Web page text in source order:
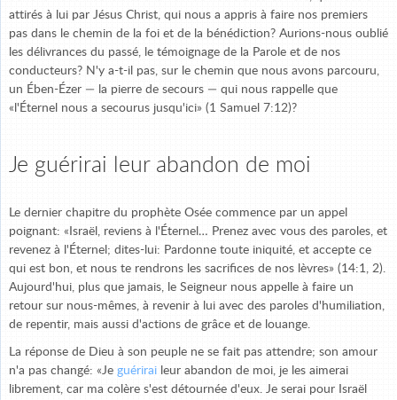
attirés à lui par Jésus Christ, qui nous a appris à faire nos premiers
pas dans le chemin de la foi et de la bénédiction? Aurions-nous oublié
les délivrances du passé, le témoignage de la Parole et de nos
conducteurs? N'y a-t-il pas, sur le chemin que nous avons parcouru,
un Ében-Ézer — la pierre de secours — qui nous rappelle que
«l'Éternel nous a secourus jusqu'ici» (1 Samuel 7:12)?
Je guérirai leur abandon de moi
Le dernier chapitre du prophète Osée commence par un appel
poignant: «Israël, reviens à l'Éternel… Prenez avec vous des paroles, et
revenez à l'Éternel; dites-lui: Pardonne toute iniquité, et accepte ce
qui est bon, et nous te rendrons les sacrifices de nos lèvres» (14:1, 2).
Aujourd'hui, plus que jamais, le Seigneur nous appelle à faire un
retour sur nous-mêmes, à revenir à lui avec des paroles d'humiliation,
de repentir, mais aussi d'actions de grâce et de louange.
La réponse de Dieu à son peuple ne se fait pas attendre; son amour
n'a pas changé: «Je guérirai leur abandon de moi, je les aimerai
librement, car ma colère s'est détournée d'eux. Je serai pour Israël